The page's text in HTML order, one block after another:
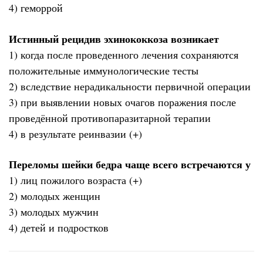
4) геморрой
Истинный рецидив эхинококкоза возникает
1) когда после проведенного лечения сохраняются
положительные иммунологические тесты
2) вследствие нерадикальности первичной операции
3) при выявлении новых очагов поражения после
проведённой противопаразитарной терапии
4) в результате реинвазии (+)
Переломы шейки бедра чаще всего встречаются у
1) лиц пожилого возраста (+)
2) молодых женщин
3) молодых мужчин
4) детей и подростков